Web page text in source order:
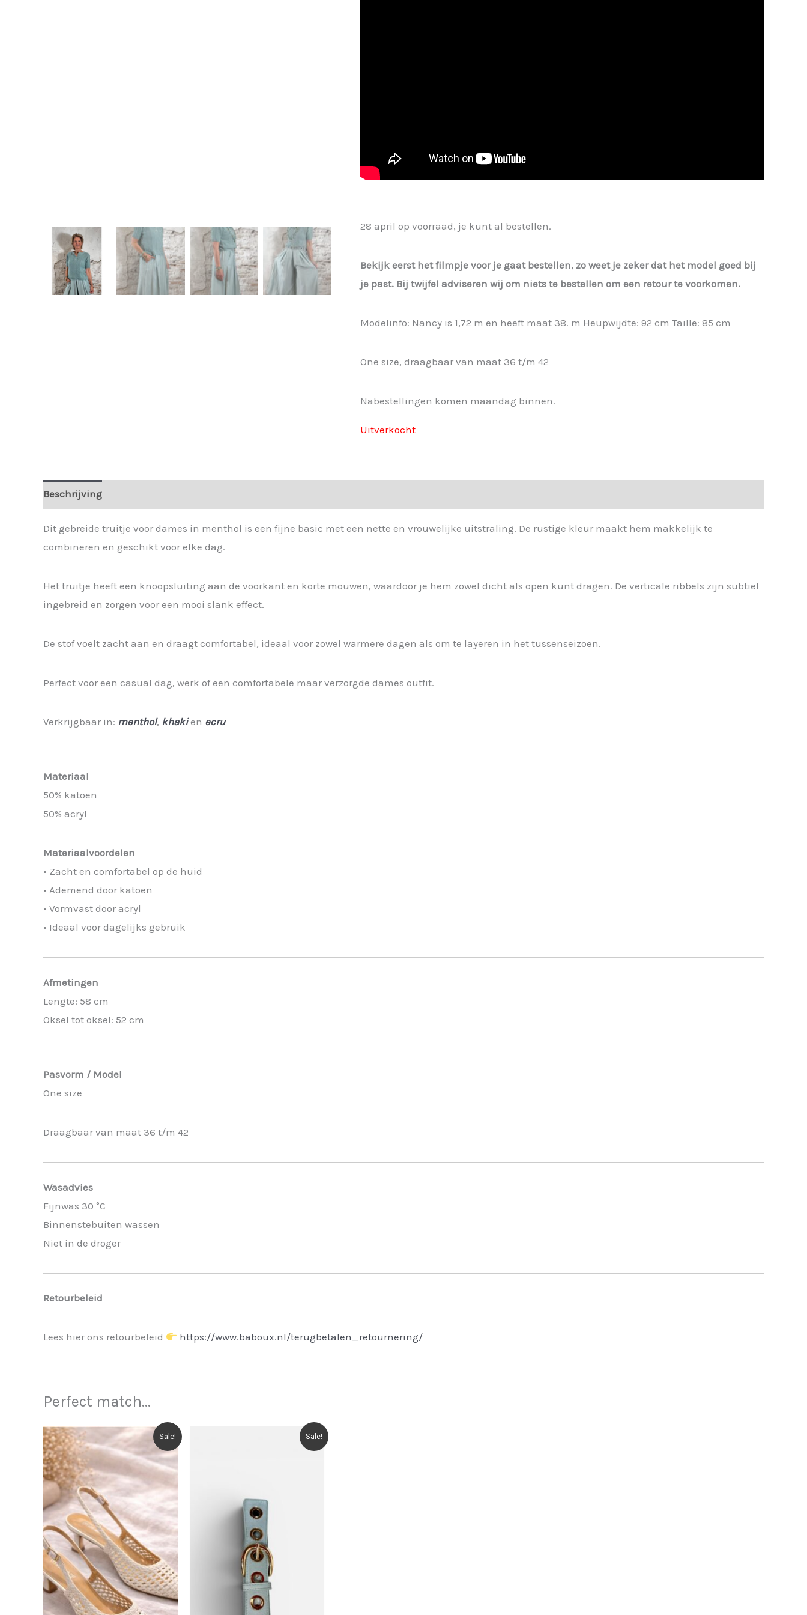
28 april op voorraad, je kunt al bestellen.
Bekijk eerst het filmpje voor je gaat bestellen, zo weet je zeker dat het model goed bij
je past. Bij twijfel adviseren wij om niets te bestellen om een retour te voorkomen.
Modelinfo: Nancy is 1,72 m en heeft maat 38. m Heupwijdte: 92 cm Taille: 85 cm
One size, draagbaar van maat 36 t/m 42
Nabestellingen komen maandag binnen.
Uitverkocht
Beschrijving
Dit gebreide truitje voor dames in menthol is een fijne basic met een nette en vrouwelijke uitstraling. De rustige kleur maakt hem makkelijk te
combineren en geschikt voor elke dag.
Het truitje heeft een knoopsluiting aan de voorkant en korte mouwen, waardoor je hem zowel dicht als open kunt dragen. De verticale ribbels zijn subtiel
ingebreid en zorgen voor een mooi slank effect.
De stof voelt zacht aan en draagt comfortabel, ideaal voor zowel warmere dagen als om te layeren in het tussenseizoen.
Perfect voor een casual dag, werk of een comfortabele maar verzorgde dames outfit.
Verkrijgbaar in: menthol, khakien ecru
Materiaal
50% katoen
50% acryl
Materiaalvoordelen
• Zacht en comfortabel op de huid
• Ademend door katoen
• Vormvast door acryl
• Ideaal voor dagelijks gebruik
Afmetingen
Lengte: 58 cm
Oksel tot oksel: 52 cm
Pasvorm / Model
One size
Draagbaar van maat 36 t/m 42
Wasadvies
Fijnwas 30 °C
Binnenstebuiten wassen
Niet in de droger
Retourbeleid
Lees hier ons retourbeleid https://www.baboux.nl/terugbetalen_retournering/
Perfect match...
Sale! Sale!